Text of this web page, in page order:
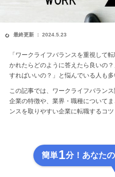
最終更新 ： 2024.5.23
「ワークライフバランスを重視して
かれたらどのように答えたら良いの
すればいいの？」と悩んでいる人も多
この記事では、ワークライフバラン
企業の特徴や、業界・職種について
ンスを取りやすい企業に転職するコツ
簡単1分！あなた